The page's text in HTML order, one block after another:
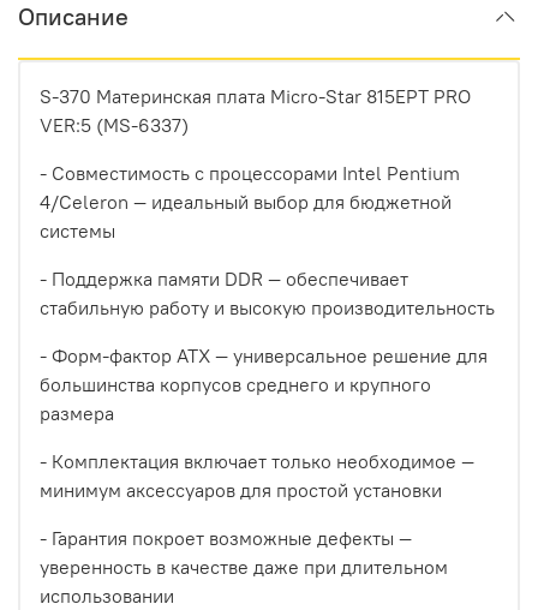
Описание
S-370 Материнская плата Micro-Star 815EPT PRO
VER:5 (MS-6337)
- Совместимость с процессорами Intel Pentium
4/Celeron — идеальный выбор для бюджетной
системы
- Поддержка памяти DDR — обеспечивает
стабильную работу и высокую производительность
- Форм-фактор ATX — универсальное решение для
большинства корпусов среднего и крупного
размера
- Комплектация включает только необходимое —
минимум аксессуаров для простой установки
- Гарантия покроет возможные дефекты —
уверенность в качестве даже при длительном
использовании